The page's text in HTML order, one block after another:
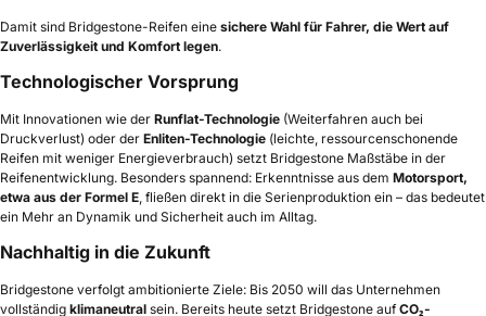
Damit sind Bridgestone-Reifen eine sichere Wahl für Fahrer, die Wert auf
Zuverlässigkeit und Komfort legen.
Technologischer Vorsprung
Mit Innovationen wie der Runflat-Technologie (Weiterfahren auch bei
Druckverlust) oder der Enliten-Technologie (leichte, ressourcenschonende
Reifen mit weniger Energieverbrauch) setzt Bridgestone Maßstäbe in der
Reifenentwicklung. Besonders spannend: Erkenntnisse aus dem Motorsport,
etwa aus der Formel E, fließen direkt in die Serienproduktion ein – das bedeutet
ein Mehr an Dynamik und Sicherheit auch im Alltag.
Nachhaltig in die Zukunft
Bridgestone verfolgt ambitionierte Ziele: Bis 2050 will das Unternehmen
vollständig klimaneutral sein. Bereits heute setzt Bridgestone aufCO₂-